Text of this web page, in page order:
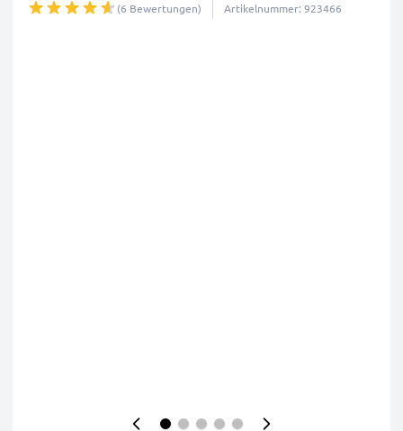
(6 Bewertungen) Artikelnummer: 923466